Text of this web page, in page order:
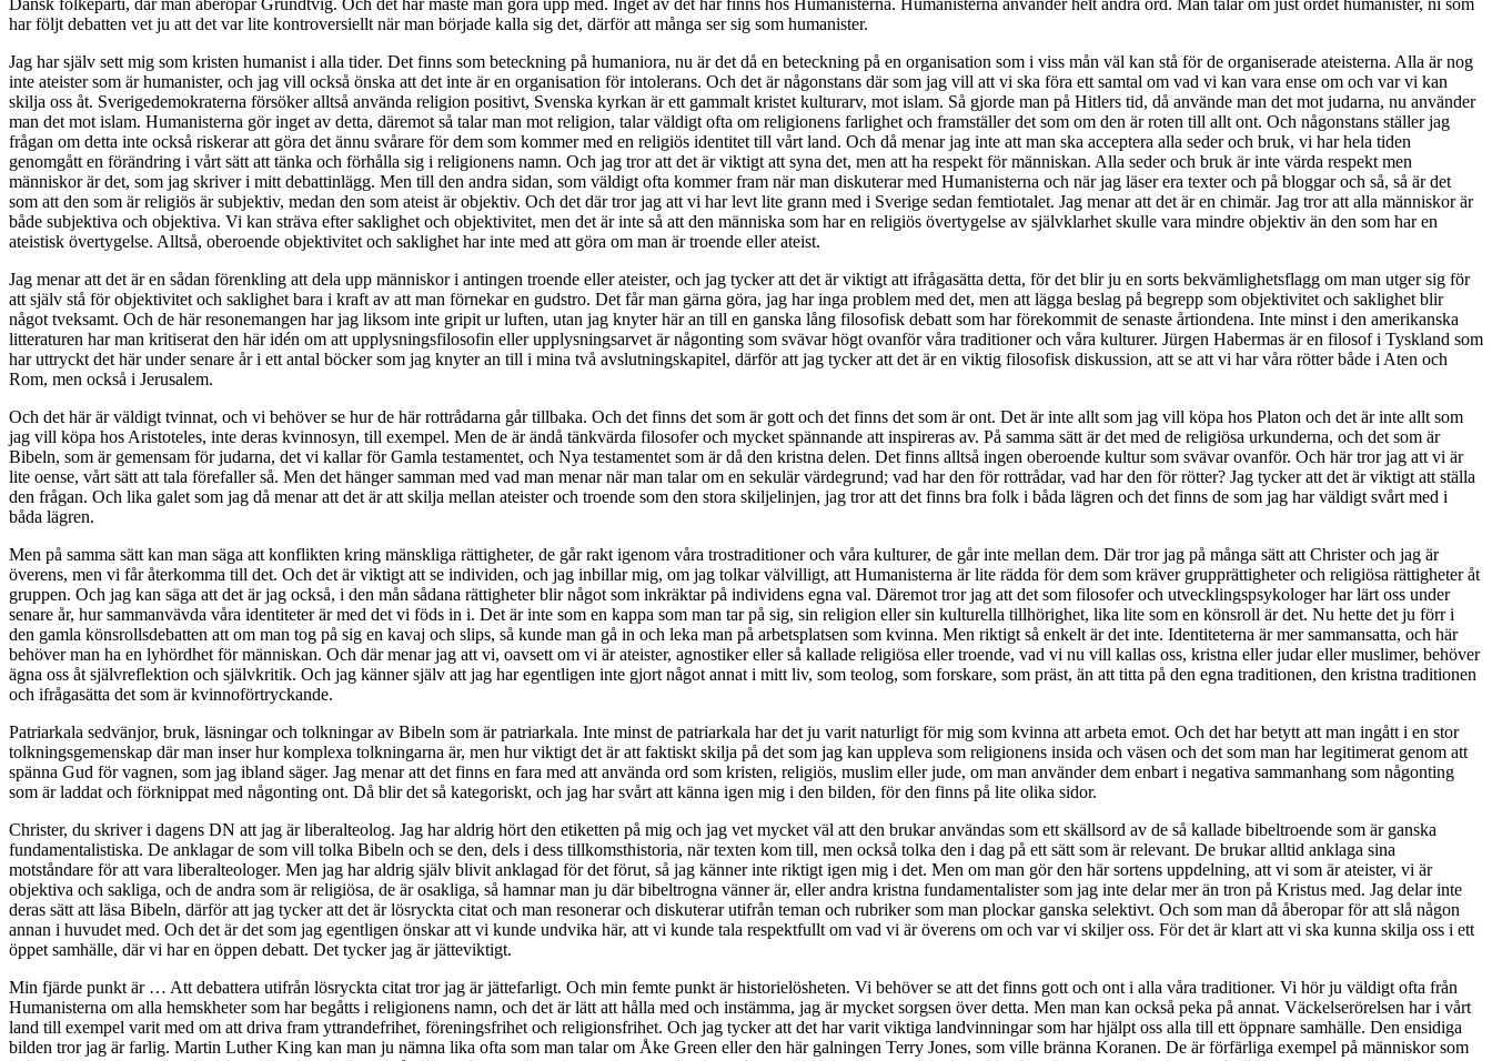
har följt debatten vet ju att det var lite kontroversiellt när man började kalla sig det, därför att många ser sig som humanister.
Jag har själv sett mig som kristen humanist i alla tider. Det finns som beteckning på humaniora, nu är det då en beteckning på en organisation som i viss mån väl kan stå för de organiserade ateisterna. Alla är nog
inte ateister som är humanister, och jag vill också önska att det inte är en organisation för intolerans. Och det är någonstans där som jag vill att vi ska föra ett samtal om vad vi kan vara ense om och var vi kan
skilja oss åt. Sverigedemokraterna försöker alltså använda religion positivt, Svenska kyrkan är ett gammalt kristet kulturarv, mot islam. Så gjorde man på Hitlers tid, då använde man det mot judarna, nu använder
man det mot islam. Humanisterna gör inget av detta, däremot så talar man mot religion, talar väldigt ofta om religionens farlighet och framställer det som om den är roten till allt ont. Och någonstans ställer jag
frågan om detta inte också riskerar att göra det ännu svårare för dem som kommer med en religiös identitet till vårt land. Och då menar jag inte att man ska acceptera alla seder och bruk, vi har hela tiden
genomgått en förändring i vårt sätt att tänka och förhålla sig i religionens namn. Och jag tror att det är viktigt att syna det, men att ha respekt för människan. Alla seder och bruk är inte värda respekt men
människor är det, som jag skriver i mitt debattinlägg. Men till den andra sidan, som väldigt ofta kommer fram när man diskuterar med Humanisterna och när jag läser era texter och på bloggar och så, så är det
som att den som är religiös är subjektiv, medan den som ateist är objektiv. Och det där tror jag att vi har levt lite grann med i Sverige sedan femtiotalet. Jag menar att det är en chimär. Jag tror att alla människor är
både subjektiva och objektiva. Vi kan sträva efter saklighet och objektivitet, men det är inte så att den människa som har en religiös övertygelse av självklarhet skulle vara mindre objektiv än den som har en
ateistisk övertygelse. Alltså, oberoende objektivitet och saklighet har inte med att göra om man är troende eller ateist.
Jag menar att det är en sådan förenkling att dela upp människor i antingen troende eller ateister, och jag tycker att det är viktigt att ifrågasätta detta, för det blir ju en sorts bekvämlighetsflagg om man utger sig för
att själv stå för objektivitet och saklighet bara i kraft av att man förnekar en gudstro. Det får man gärna göra, jag har inga problem med det, men att lägga beslag på begrepp som objektivitet och saklighet blir
något tveksamt. Och de här resonemangen har jag liksom inte gripit ur luften, utan jag knyter här an till en ganska lång filosofisk debatt som har förekommit de senaste årtiondena. Inte minst i den amerikanska
litteraturen har man kritiserat den här idén om att upplysningsfilosofin eller upplysningsarvet är någonting som svävar högt ovanför våra traditioner och våra kulturer. Jürgen Habermas är en filosof i Tyskland som
har uttryckt det här under senare år i ett antal böcker som jag knyter an till i mina två avslutningskapitel, därför att jag tycker att det är en viktig filosofisk diskussion, att se att vi har våra rötter både i Aten och
Rom, men också i Jerusalem.
Och det här är väldigt tvinnat, och vi behöver se hur de här rottrådarna går tillbaka. Och det finns det som är gott och det finns det som är ont. Det är inte allt som jag vill köpa hos Platon och det är inte allt som
jag vill köpa hos Aristoteles, inte deras kvinnosyn, till exempel. Men de är ändå tänkvärda filosofer och mycket spännande att inspireras av. På samma sätt är det med de religiösa urkunderna, och det som är
Bibeln, som är gemensam för judarna, det vi kallar för Gamla testamentet, och Nya testamentet som är då den kristna delen. Det finns alltså ingen oberoende kultur som svävar ovanför. Och här tror jag att vi är
lite oense, vårt sätt att tala förefaller så. Men det hänger samman med vad man menar när man talar om en sekulär värdegrund; vad har den för rottrådar, vad har den för rötter? Jag tycker att det är viktigt att ställa
den frågan. Och lika galet som jag då menar att det är att skilja mellan ateister och troende som den stora skiljelinjen, jag tror att det finns bra folk i båda lägren och det finns de som jag har väldigt svårt med i
båda lägren.
Men på samma sätt kan man säga att konflikten kring mänskliga rättigheter, de går rakt igenom våra trostraditioner och våra kulturer, de går inte mellan dem. Där tror jag på många sätt att Christer och jag är
överens, men vi får återkomma till det. Och det är viktigt att se individen, och jag inbillar mig, om jag tolkar välvilligt, att Humanisterna är lite rädda för dem som kräver grupprättigheter och religiösa rättigheter åt
gruppen. Och jag kan säga att det är jag också, i den mån sådana rättigheter blir något som inkräktar på individens egna val. Däremot tror jag att det som filosofer och utvecklingspsykologer har lärt oss under
senare år, hur sammanvävda våra identiteter är med det vi föds in i. Det är inte som en kappa som man tar på sig, sin religion eller sin kulturella tillhörighet, lika lite som en könsroll är det. Nu hette det ju förr i
den gamla könsrollsdebatten att om man tog på sig en kavaj och slips, så kunde man gå in och leka man på arbetsplatsen som kvinna. Men riktigt så enkelt är det inte. Identiteterna är mer sammansatta, och här
behöver man ha en lyhördhet för människan. Och där menar jag att vi, oavsett om vi är ateister, agnostiker eller så kallade religiösa eller troende, vad vi nu vill kallas oss, kristna eller judar eller muslimer, behöver
ägna oss åt självreflektion och självkritik. Och jag känner själv att jag har egentligen inte gjort något annat i mitt liv, som teolog, som forskare, som präst, än att titta på den egna traditionen, den kristna traditionen
och ifrågasätta det som är kvinnoförtryckande.
Patriarkala sedvänjor, bruk, läsningar och tolkningar av Bibeln som är patriarkala. Inte minst de patriarkala har det ju varit naturligt för mig som kvinna att arbeta emot. Och det har betytt att man ingått i en stor
tolkningsgemenskap där man inser hur komplexa tolkningarna är, men hur viktigt det är att faktiskt skilja på det som jag kan uppleva som religionens insida och väsen och det som man har legitimerat genom att
spänna Gud för vagnen, som jag ibland säger. Jag menar att det finns en fara med att använda ord som kristen, religiös, muslim eller jude, om man använder dem enbart i negativa sammanhang som någonting
som är laddat och förknippat med någonting ont. Då blir det så kategoriskt, och jag har svårt att känna igen mig i den bilden, för den finns på lite olika sidor.
Christer, du skriver i dagens DN att jag är liberalteolog. Jag har aldrig hört den etiketten på mig och jag vet mycket väl att den brukar användas som ett skällsord av de så kallade bibeltroende som är ganska
fundamentalistiska. De anklagar de som vill tolka Bibeln och se den, dels i dess tillkomsthistoria, när texten kom till, men också tolka den i dag på ett sätt som är relevant. De brukar alltid anklaga sina
motståndare för att vara liberalteologer. Men jag har aldrig själv blivit anklagad för det förut, så jag känner inte riktigt igen mig i det. Men om man gör den här sortens uppdelning, att vi som är ateister, vi är
objektiva och sakliga, och de andra som är religiösa, de är osakliga, så hamnar man ju där bibeltrogna vänner är, eller andra kristna fundamentalister som jag inte delar mer än tron på Kristus med. Jag delar inte
deras sätt att läsa Bibeln, därför att jag tycker att det är lösryckta citat och man resonerar och diskuterar utifrån teman och rubriker som man plockar ganska selektivt. Och som man då åberopar för att slå någon
annan i huvudet med. Och det är det som jag egentligen önskar att vi kunde undvika här, att vi kunde tala respektfullt om vad vi är överens om och var vi skiljer oss. För det är klart att vi ska kunna skilja oss i ett
öppet samhälle, där vi har en öppen debatt. Det tycker jag är jätteviktigt.
Min fjärde punkt är … Att debattera utifrån lösryckta citat tror jag är jättefarligt. Och min femte punkt är historielösheten. Vi behöver se att det finns gott och ont i alla våra traditioner. Vi hör ju väldigt ofta från
Humanisterna om alla hemskheter som har begåtts i religionens namn, och det är lätt att hålla med och instämma, jag är mycket sorgsen över detta. Men man kan också peka på annat. Väckelserörelsen har i vårt
land till exempel varit med om att driva fram yttrandefrihet, föreningsfrihet och religionsfrihet. Och jag tycker att det har varit viktiga landvinningar som har hjälpt oss alla till ett öppnare samhälle. Den ensidiga
bilden tror jag är farlig. Martin Luther King kan man ju nämna lika ofta som man talar om Åke Green eller den här galningen Terry Jones, som ville bränna Koranen. De är förfärliga exempel på människor som